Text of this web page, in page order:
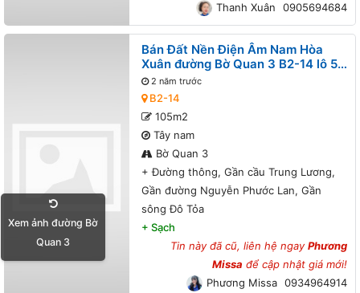
Thanh Xuân
0905694684
Xem ảnh đường Bờ
Quan 3
Bán Đất Nền Điện Âm Nam Hòa
Xuân đường Bờ Quan 3 B2-14 lô 5x
- Đường thông, Gần cầu Trung
Lương, Gần đường Nguyễn Phước
Lan, Gần sông Đô Tỏa
2 năm trước
B2-14
105m2
Tây nam
Bờ Quan 3
+Đường thông, Gần cầu Trung Lương,
Gần đường Nguyễn Phước Lan, Gần
sông Đô Tỏa
+ Sạch
Tin này đã cũ, liên hệ ngayPhương
Missa để cập nhật giá mới!
Phương Missa 0934964914